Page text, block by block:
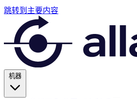
跳转到主要内容
机器